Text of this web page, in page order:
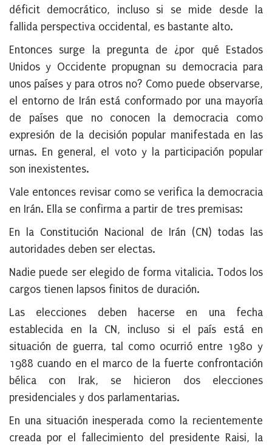
déficit democrático, incluso si se mide desde la
fallida perspectiva occidental, es bastante alto.
Entonces surge la pregunta de ¿por qué Estados
Unidos y Occidente propugnan su democracia para
unos países y para otros no? Como puede observarse,
el entorno de Irán está conformado por una mayoría
de países que no conocen la democracia como
expresión de la decisión popular manifestada en las
urnas. En general, el voto y la participación popular
son inexistentes.
Vale entonces revisar como se verifica la democracia
en Irán. Ella se confirma a partir de tres premisas:
En la Constitución Nacional de Irán (CN) todas las
autoridades deben ser electas.
Nadie puede ser elegido de forma vitalicia. Todos los
cargos tienen lapsos finitos de duración.
Las elecciones deben hacerse en una fecha
establecida en la CN, incluso si el país está en
situación de guerra, tal como ocurrió entre 1980 y
1988 cuando en el marco de la fuerte confrontación
bélica con Irak, se hicieron dos elecciones
presidenciales y dos parlamentarias.
En una situación inesperada como la recientemente
creada por el fallecimiento del presidente Raisi, la